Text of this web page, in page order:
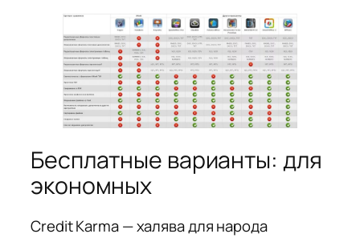
Бесплатные варианты: для
экономных
Credit Karma — халява для народа